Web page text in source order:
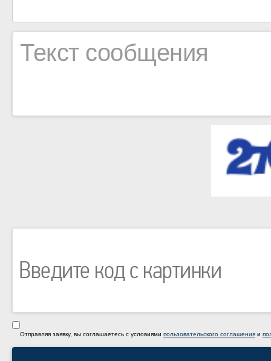
Отправляя заявку, вы соглашаетесь с условиями пользовательского соглашения и